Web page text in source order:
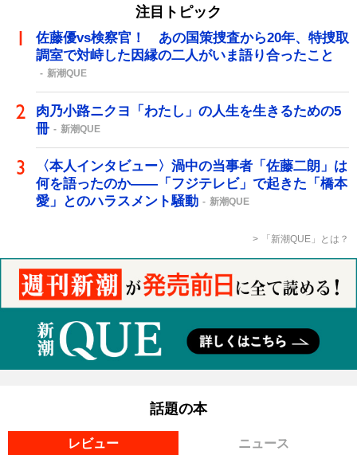
注目トピック
佐藤優vs検察官！ あの国策捜査から20年、特捜取
調室で対峙した因縁の二人がいま語り合ったこと
新潮QUE
肉乃小路ニクヨ「わたし」の人生を生きるための5
冊
新潮QUE
〈本人インタビュー〉渦中の当事者「佐藤二朗」は
何を語ったのか――「フジテレビ」で起きた「橋本
愛」とのハラスメント騒動
新潮QUE
「新潮QUE」とは？
話題の本
レビュー ニュース